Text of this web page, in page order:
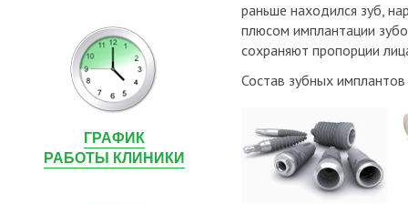
ГРАФИК
РАБОТЫ КЛИНИКИ
раньше находился зуб,
плюсом имплантации
сохраняют пропорции
Состав зубных имплантов